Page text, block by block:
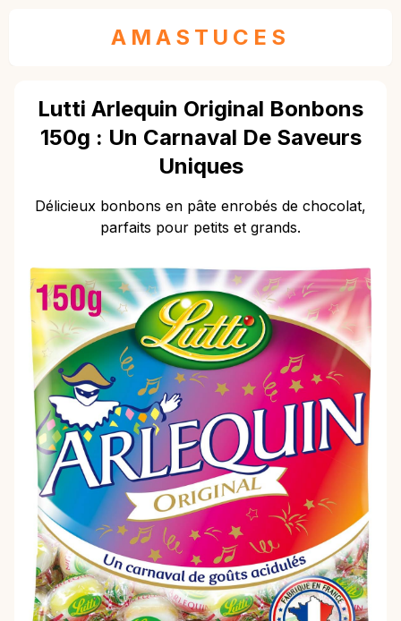
AMASTUCES
Lutti Arlequin Original Bonbons
150g : Un Carnaval De Saveurs
Uniques
Délicieux bonbons en pâte enrobés de chocolat,
parfaits pour petits et grands.